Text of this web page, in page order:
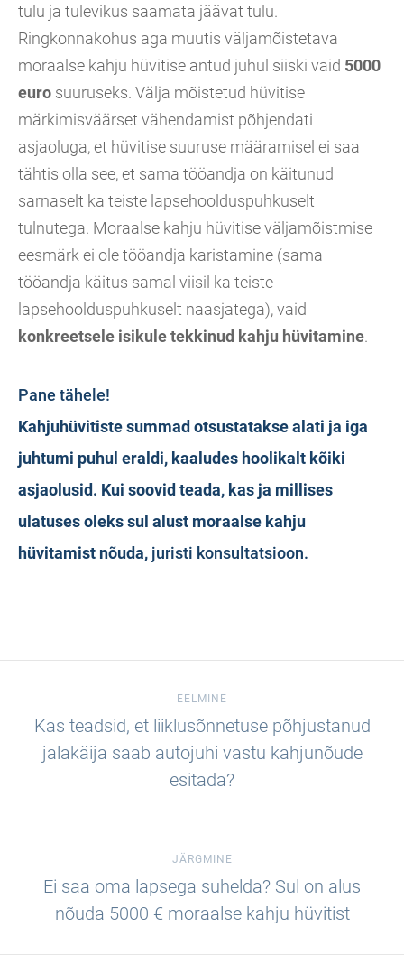
tulu ja tulevikus saamata jäävat tulu.
Ringkonnakohus aga muutis väljamõistetava
moraalse kahju hüvitise antud juhul siiski vaid 5000
euro suuruseks. Välja mõistetud hüvitise
märkimisväärset vähendamist põhjendati
asjaoluga, et hüvitise suuruse määramisel ei saa
tähtis olla see, et sama tööandja on käitunud
sarnaselt ka teiste lapsehoolduspuhkuselt
tulnutega. Moraalse kahju hüvitise väljamõistmise
eesmärk ei ole tööandja karistamine (sama
tööandja käitus samal viisil ka teiste
lapsehoolduspuhkuselt naasjatega), vaid
konkreetsele isikule tekkinud kahju hüvitamine.
Pane tähele!
Kahjuhüvitiste summad otsustatakse alati ja iga
juhtumi puhul eraldi, kaaludes hoolikalt kõiki
asjaolusid. Kui soovid teada, kas ja millises
ulatuses oleks sul alust moraalse kahju
hüvitamist nõuda, juristi konsultatsioon.
EELMINE
Kas teadsid, et liiklusõnnetuse põhjustanud
jalakäija saab autojuhi vastu kahjunõude
esitada?
JÄRGMINE
Ei saa oma lapsega suhelda? Sul on alus
nõuda 5000 € moraalse kahju hüvitist